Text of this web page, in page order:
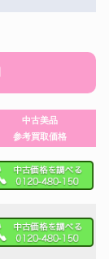
中古美品
参考買取価格